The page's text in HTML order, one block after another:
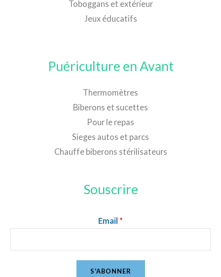
Toboggans et extérieur
Jeux éducatifs
Puériculture en Avant
Thermomètres
Biberons et sucettes
Pour le repas
Sieges autos et parcs
Chauffe biberons stérilisateurs
Souscrire
Email *
S'ABONNER